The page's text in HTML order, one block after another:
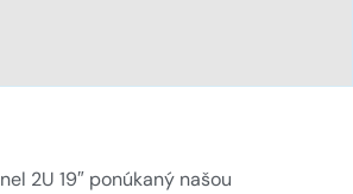
2U 19″ ponúkaný našou